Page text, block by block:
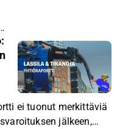
Juva
ei tuonut merkittäviä
jälkeen,